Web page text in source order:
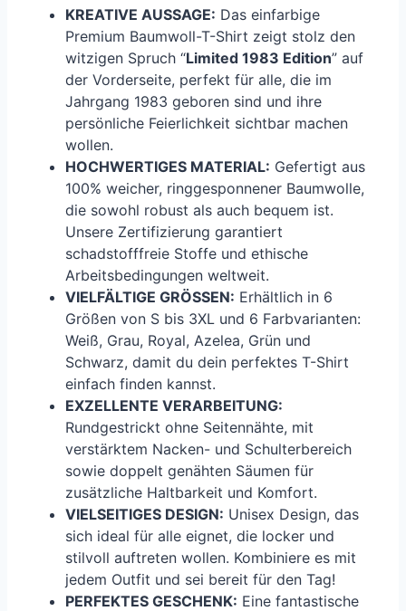
KREATIVE AUSSAGE: Das einfarbige
Premium Baumwoll-T-Shirt zeigt stolz den
witzigen Spruch “Limited 1983 Edition” auf
der Vorderseite, perfekt für alle, die im
Jahrgang 1983 geboren sind und ihre
persönliche Feierlichkeit sichtbar machen
wollen.
HOCHWERTIGES MATERIAL: Gefertigt aus
100% weicher, ringgesponnener Baumwolle,
die sowohl robust als auch bequem ist.
Unsere Zertifizierung garantiert
schadstofffreie Stoffe und ethische
Arbeitsbedingungen weltweit.
VIELFÄLTIGE GRÖSSEN: Erhältlich in 6
Größen von S bis 3XL und 6 Farbvarianten:
Weiß, Grau, Royal, Azelea, Grün und
Schwarz, damit du dein perfektes T-Shirt
einfach finden kannst.
EXZELLENTE VERARBEITUNG:
Rundgestrickt ohne Seitennähte, mit
verstärktem Nacken- und Schulterbereich
sowie doppelt genähten Säumen für
zusätzliche Haltbarkeit und Komfort.
VIELSEITIGES DESIGN: Unisex Design, das
sich ideal für alle eignet, die locker und
stilvoll auftreten wollen. Kombiniere es mit
jedem Outfit und sei bereit für den Tag!
PERFEKTES GESCHENK: Eine fantastische